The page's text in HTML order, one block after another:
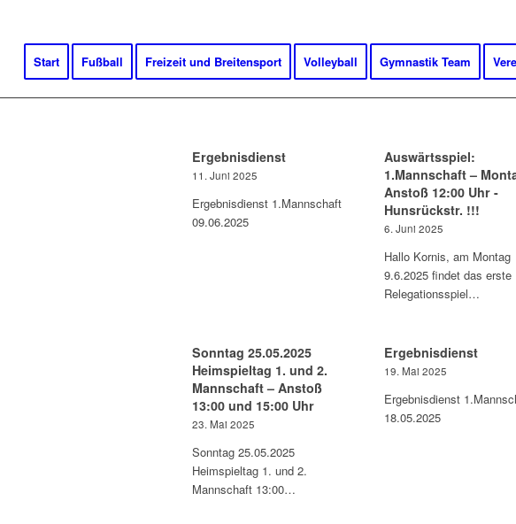
Start Fußball Freizeit und Breitensport Volleyball Gymnastik Team
Ergebnisdienst
11. Juni 2025
Ergebnisdienst 1.Mannschaft
09.06.2025
Auswärtsspiel:
1.Mannschaft –
Anstoß 12:00 Uhr -
Hunsrückstr. !!!
6. Juni 2025
Hallo Kornis, am Montag
9.6.2025 findet das erste
Relegationsspiel…
Sonntag 25.05.2025
Heimspieltag 1. und 2.
Mannschaft – Anstoß
13:00 und 15:00 Uhr
23. Mai 2025
Sonntag 25.05.2025
Heimspieltag 1. und 2.
Mannschaft 13:00…
Ergebnisdienst
19. Mai 2025
Ergebnisdienst
18.05.2025